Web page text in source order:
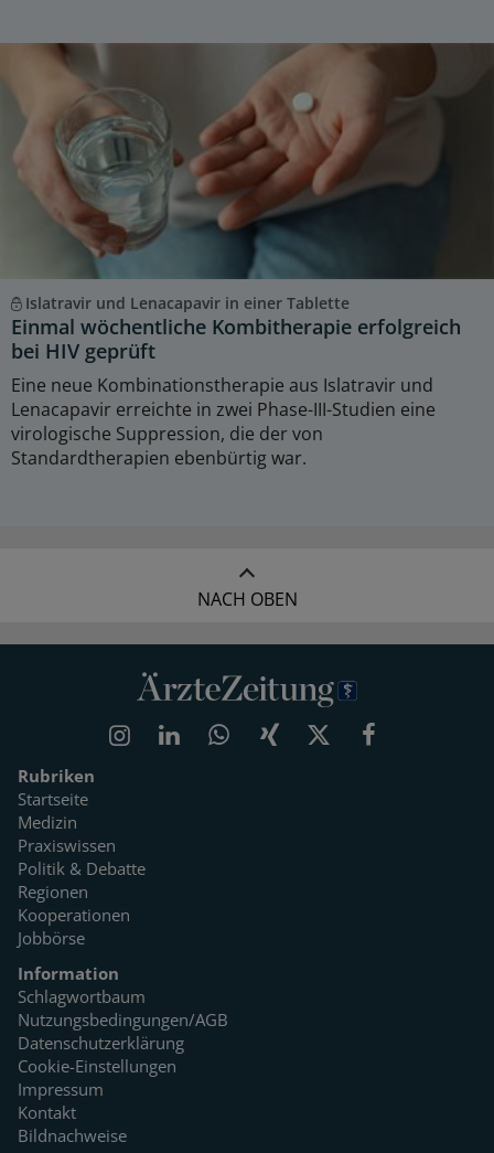
Islatravir und Lenacapavir in einer Tablette
Einmal wöchentliche Kombitherapie erfolgreich
bei HIV geprüft
Eine neue Kombinationstherapie aus Islatravir und
Lenacapavir erreichte in zwei Phase-III-Studien eine
virologische Suppression, die der von
Standardtherapien ebenbürtig war.
NACH OBEN
Rubriken
Startseite
Medizin
Praxiswissen
Politik & Debatte
Regionen
Kooperationen
Jobbörse
Information
Schlagwortbaum
Nutzungsbedingungen/AGB
Datenschutzerklärung
Cookie-Einstellungen
Impressum
Kontakt
Bildnachweise